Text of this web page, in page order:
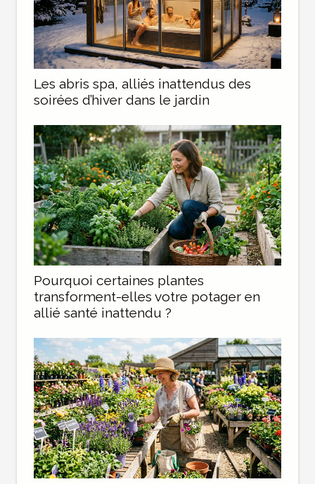
Les abris spa, alliés inattendus des
soirées d’hiver dans le jardin
Pourquoi certaines plantes
transforment-elles votre potager en
allié santé inattendu ?